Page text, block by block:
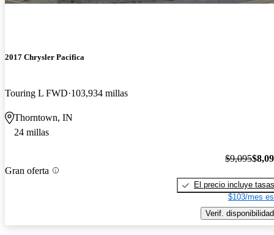
2017 Chrysler Pacifica
Touring L FWD 103,934 millas
Thorntown, IN
24 millas
Gran oferta
$9,095
El precio incluye tasas
$103/mes
Verif. disponibilidad